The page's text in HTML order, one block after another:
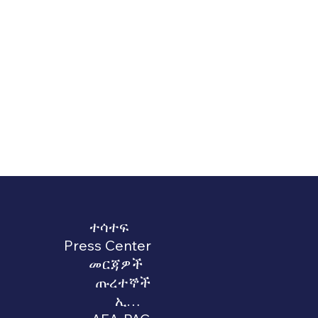
ተሳተፍ
Press Center
መርጃዎች
ጡረተኞች
ኢኤስፒዎች